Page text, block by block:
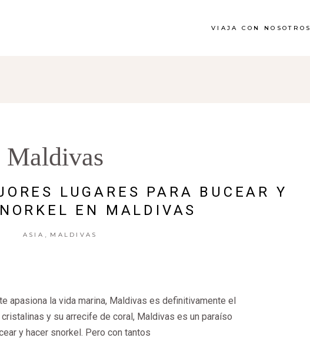
VIAJA CON NOSOTROS
Maldivas
LUGARES PARA BUCEAR Y
EN MALDIVAS
ASIA MALDIVAS
apasiona la vida marina, Maldivas es definitivamente el
cristalinas y su arrecife de coral, Maldivas es un paraíso
y hacer snorkel. Pero con tantos